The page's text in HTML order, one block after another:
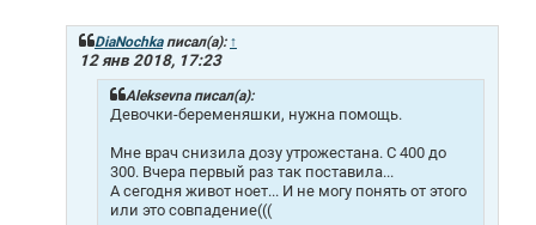
DiaNochkaписал(а): ↑
12 янв 2018, 17:23
Aleksevna писал(а):
Девочки-беременяшки, нужна помощь.
Мне врач снизила дозу утрожестана. С 400 до
300. Вчера первый раз так поставила...
А сегодня живот ноет... И не могу понять от этого
или это совпадение(((